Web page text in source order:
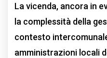
La vicenda, ancora in
la complessità della
contesto
amministrazioni locali